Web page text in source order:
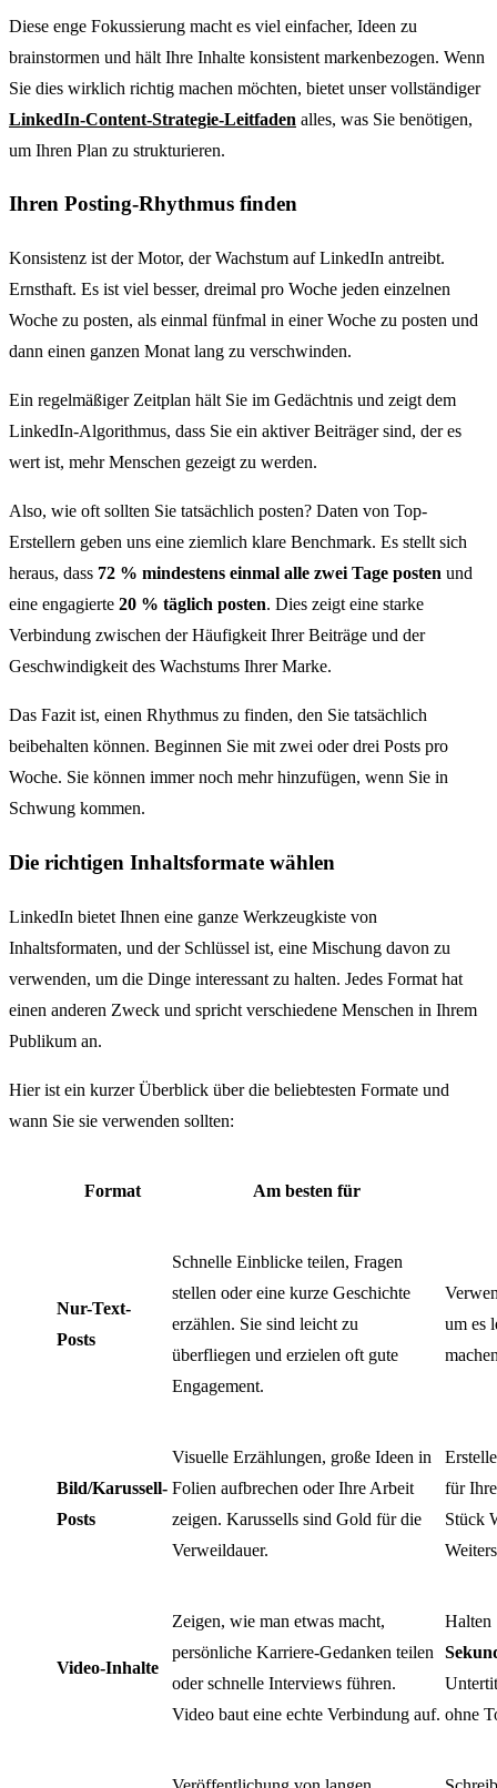
Diese enge Fokussierung macht es viel einfacher, Ideen zu
brainstormen und hält Ihre Inhalte konsistent markenbezogen. Wenn
Sie dies wirklich richtig machen möchten, bietet unser vollständiger
LinkedIn-Content-Strategie-Leitfaden alles, was Sie benötigen,
um Ihren Plan zu strukturieren.
Ihren Posting-Rhythmus finden
Konsistenz ist der Motor, der Wachstum auf LinkedIn antreibt.
Ernsthaft. Es ist viel besser, dreimal pro Woche jeden einzelnen
Woche zu posten, als einmal fünfmal in einer Woche zu posten und
dann einen ganzen Monat lang zu verschwinden.
Ein regelmäßiger Zeitplan hält Sie im Gedächtnis und zeigt dem
LinkedIn-Algorithmus, dass Sie ein aktiver Beiträger sind, der es
wert ist, mehr Menschen gezeigt zu werden.
Also, wie oft sollten Sie tatsächlich posten? Daten von Top-
Erstellern geben uns eine ziemlich klare Benchmark. Es stellt sich
heraus, dass 72 % mindestens einmal alle zwei Tage posten und
eine engagierte 20 % täglich posten. Dies zeigt eine starke
Verbindung zwischen der Häufigkeit Ihrer Beiträge und der
Geschwindigkeit des Wachstums Ihrer Marke.
Das Fazit ist, einen Rhythmus zu finden, den Sie tatsächlich
beibehalten können. Beginnen Sie mit zwei oder drei Posts pro
Woche. Sie können immer noch mehr hinzufügen, wenn Sie in
Schwung kommen.
Die richtigen Inhaltsformate wählen
LinkedIn bietet Ihnen eine ganze Werkzeugkiste von
Inhaltsformaten, und der Schlüssel ist, eine Mischung davon zu
verwenden, um die Dinge interessant zu halten. Jedes Format hat
einen anderen Zweck und spricht verschiedene Menschen in Ihrem
Publikum an.
Hier ist ein kurzer Überblick über die beliebtesten Formate und
wann Sie sie verwenden sollten:
Format Am besten für
Nur-Text-
Posts
Schnelle Einblicke teilen, Fragen
stellen oder eine kurze Geschichte
erzählen. Sie sind leicht zu
überfliegen und erzielen oft gute
Engagement.
um es
Bild/Karussell-
Posts
Visuelle Erzählungen, große Ideen in
Folien aufbrechen oder Ihre Arbeit
zeigen. Karussells sind Gold für die
Verweildauer.
für
Stück
Video-Inhalte
Zeigen, wie man etwas macht,
persönliche Karriere-Gedanken teilen
oder schnelle Interviews führen.
Video baut eine echte Verbindung auf.
Halten
ohne